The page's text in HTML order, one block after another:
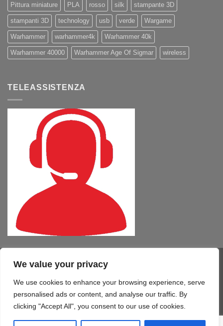
We value your privacy
We use cookies to enhance your browsing experience, serve
personalised ads or content, and analyse our traffic. By
clicking "Accept All", you consent to our use of cookies.
Pittura miniature PLA rosso silk stampante 3D
stampanti 3D technology usb verde Wargame
Warhammer warhammer4k Warhammer 40k
Warhammer 40000 Warhammer Age Of Sigmar wireless
TELEASSISTENZA
Visa PayPal MasterCard
Delivery
COMPUTER – TABLET – SMARTPHONE SOFTWARE
SERVIZI
Copyright 2026 ©Mono Informatica S.r.l.c.r.